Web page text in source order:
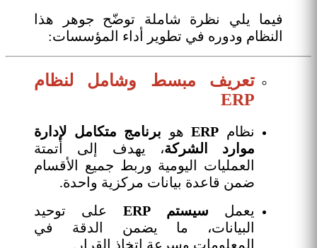
فيما يلي نظرة شاملة توضّح جوهر هذا
النظام ودوره في تطوير أداء المؤسسات:
تعريف مبسط وشامل لنظام
ERP
نظام ERPهو برنامج متكامل لإدارة
موارد الشركة، يهدف إلى أتمتة
العمليات اليومية وربط جميع الأقسام
ضمن قاعدة بيانات مركزية واحدة.
يعمل سيستم ERP
على توحيد
البيانات، ما يضمن الدقة في
المعلومات وسرعة اتخاذ القرار.